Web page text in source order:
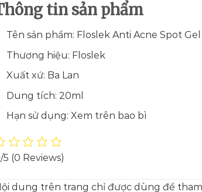
tin sản phẩm
Tên sản phẩm: Floslek Anti Acne Spot
Thương hiệu: Floslek
Xuất xứ: Ba Lan
Dung tích: 20ml
Hạn sử dụng: Xem trên bao bì
5 (0 Reviews)
dung trên trang chỉ được dùng để